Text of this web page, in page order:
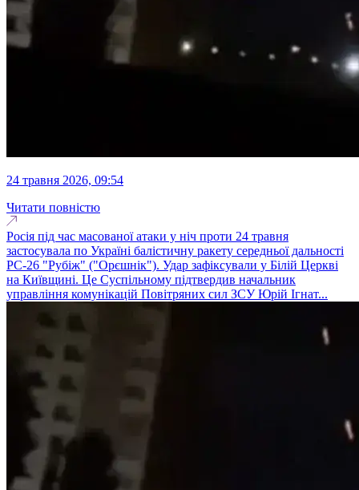
24 травня 2026, 09:54
Читати повністю
Росія під час масованої атаки у ніч проти 24 травня
застосувала по Україні балістичну ракету середньої дальності
РС-26 "Рубіж" ("Орєшнік"). Удар зафіксували у Білій Церкві
на Київщині. Це Суспільному підтвердив начальник
управління комунікацій Повітряних сил ЗСУ Юрій Ігнат...